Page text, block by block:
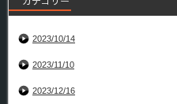
2023/10/14
2023/11/10
2023/12/16